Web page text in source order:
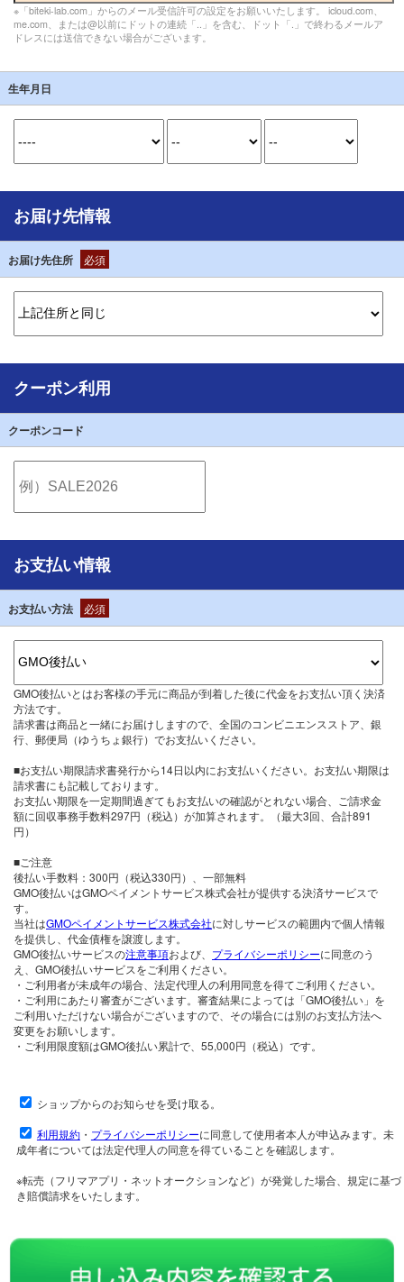
※「biteki-lab.com」からのメール受信許可の設定をお願いいたします。 icloud.com、
me.com、または@以前にドットの連続「..」を含む、ドット「.」で終わるメールア
ドレスには送信できない場合がございます。
生年月日
お届け先情報
お届け先住所 必須
クーポン利用
クーポンコード
お支払い情報
お支払い方法 必須
GMO後払いとはお客様の手元に商品が到着した後に代金をお支払い頂く決済
方法です。
請求書は商品と一緒にお届けしますので、全国のコンビニエンスストア、銀
行、郵便局（ゆうちょ銀行）でお支払いください。
■お支払い期限請求書発行から14日以内にお支払いください。お支払い期限は
請求書にも記載しております。
お支払い期限を一定期間過ぎてもお支払いの確認がとれない場合、ご請求金
額に回収事務手数料297円（税込）が加算されます。（最大3回、合計891
円）
■ご注意
後払い手数料：300円（税込330円）、一部無料
GMO後払いはGMOペイメントサービス株式会社が提供する決済サービスで
す。
当社はGMOペイメントサービス株式会社に対しサービスの範囲内で個人情報
を提供し、代金債権を譲渡します。
GMO後払いサービスの注意事項および、 プライバシーポリシーに同意のう
え、GMO後払いサービスをご利用ください。
・ご利用者が未成年の場合、法定代理人の利用同意を得てご利用ください。
・ご利用にあたり審査がございます。審査結果によっては「GMO後払い」を
ご利用いただけない場合がございますので、その場合には別のお支払方法へ
変更をお願いします。
・ご利用限度額はGMO後払い累計で、55,000円（税込）です。
ショップからのお知らせを受け取る。
利用規約・ プライバシーポリシーに同意して使用者本人が申込みます。未
成年者については法定代理人の同意を得ていることを確認します。
※転売（フリマアプリ・ネットオークションなど）が発覚した場合、規定に基づ
き賠償請求をいたします。